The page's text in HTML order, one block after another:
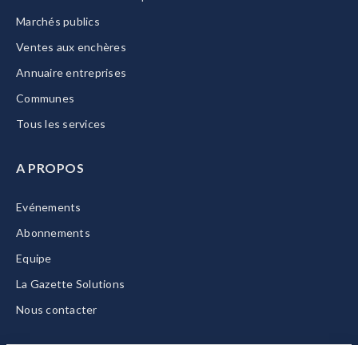
Marchés publics
Ventes aux enchères
Annuaire entreprises
Communes
Tous les services
A PROPOS
Evénements
Abonnements
Equipe
La Gazette Solutions
Nous contacter